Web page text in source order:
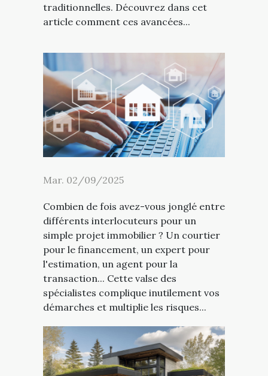
traditionnelles. Découvrez dans cet
article comment ces avancées...
Mar. 02/09/2025
Combien de fois avez-vous jonglé entre
différents interlocuteurs pour un
simple projet immobilier ? Un courtier
pour le financement, un expert pour
l'estimation, un agent pour la
transaction... Cette valse des
spécialistes complique inutilement vos
démarches et multiplie les risques...